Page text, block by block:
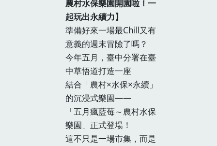
農村水保樂園開園啦！一
起玩出永續力】
準備好來一場最Chill又有
意義的週末冒險了嗎？
今年五月，臺中分署在臺
中草悟道打造一座
結合「農村×水保×永續」
的沉浸式樂園——
「五月瘋藍莓～農村水保
樂園」正式登場！
這不只是一場市集，而是